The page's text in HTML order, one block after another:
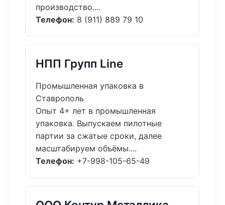
производство....
Телефон: 8 (911) 889 79 10
НПП Групп Line
Промышленная упаковка в
Ставрополь
Опыт 4+ лет в промышленная
упаковка. Выпускаем пилотные
партии за сжатые сроки, далее
масштабируем объёмы....
Телефон: +7-998-105-65-49